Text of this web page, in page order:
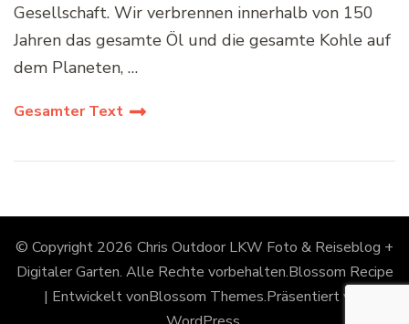
Gesellschaft. Wir verbrennen innerhalb von 150
Jahren das gesamte Öl und die gesamte Kohle auf
dem Planeten, …
Gesamter Text
© Copyright 2026 Chris Outdoor LKW Foto & Reiseblog +
Digitaler Garten. Alle Rechte vorbehalten.Blossom Recipe
| Entwickelt vonBlossom Themes.Präsentiert von